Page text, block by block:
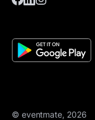
© eventmate, 2026